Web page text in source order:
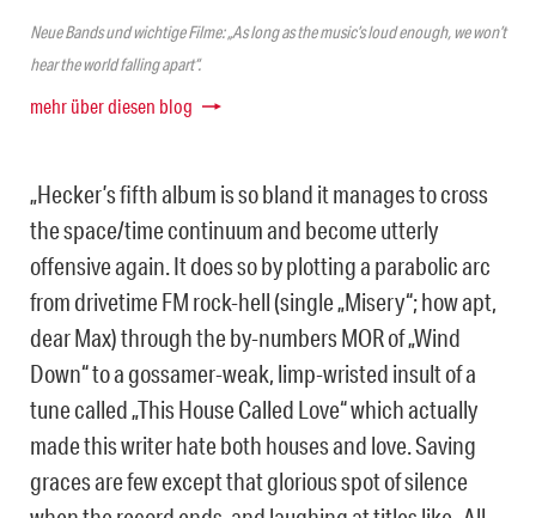
Neue Bands und wichtige Filme: „As long as the music’s loud enough, we won’t
hear the world falling apart“.
mehr über diesen blog
„Hecker’s fifth album is so bland it manages to cross
the space/time continuum and become utterly
offensive again. It does so by plotting a parabolic arc
from drivetime FM rock-hell (single „Misery“; how apt,
dear Max) through the by-numbers MOR of „Wind
Down“ to a gossamer-weak, limp-wristed insult of a
tune called „This House Called Love“ which actually
made this writer hate both houses and love. Saving
graces are few except that glorious spot of silence